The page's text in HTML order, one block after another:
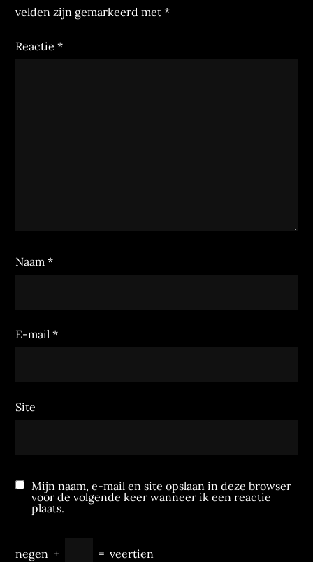
velden zijn gemarkeerd met*
Reactie*
Naam*
E-mail*
Site
Mijn naam, e-mail en site opslaan in deze browser
voor de volgende keer wanneer ik een reactie
plaats.
negen + = veertien